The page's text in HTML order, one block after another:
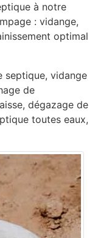
à notre
: vidange,
optimal
septique, vidange
de
dégazage de
toutes eaux,